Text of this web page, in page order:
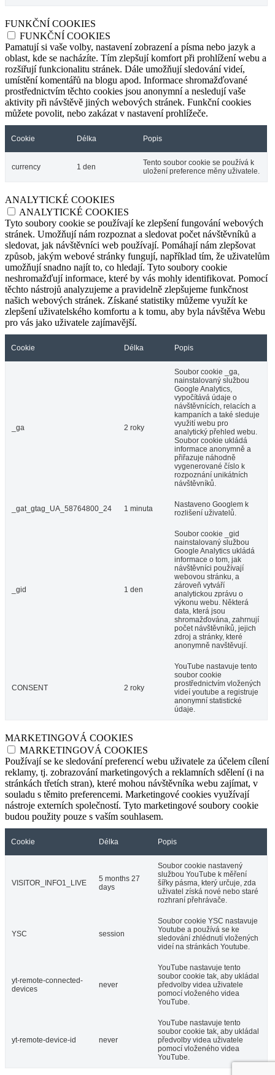
FUNKČNÍ COOKIES
FUNKČNÍ COOKIES
Pamatují si vaše volby, nastavení zobrazení a písma nebo jazyk a
oblast, kde se nacházíte. Tím zlepšují komfort při prohlížení webu a
rozšiřují funkcionalitu stránek. Dále umožňují sledování videí,
umístění komentářů na blogu apod. Informace shromažďované
prostřednictvím těchto cookies jsou anonymní a nesledují vaše
aktivity při návštěvě jiných webových stránek. Funkční cookies
můžete povolit, nebo zakázat v nastavení prohlížeče.
Cookie Délka Popis
currency 1 den
Tento soubor cookie se používá k
uložení preference měny uživatele.
ANALYTICKÉ COOKIES
ANALYTICKÉ COOKIES
Tyto soubory cookie se používají ke zlepšení fungování webových
stránek. Umožňují nám rozpoznat a sledovat počet návštěvníků a
sledovat, jak návštěvníci web používají. Pomáhají nám zlepšovat
způsob, jakým webové stránky fungují, například tím, že uživatelům
umožňují snadno najít to, co hledají. Tyto soubory cookie
neshromažďují informace, které by vás mohly identifikovat. Pomocí
těchto nástrojů analyzujeme a pravidelně zlepšujeme funkčnost
našich webových stránek. Získané statistiky můžeme využít ke
zlepšení uživatelského komfortu a k tomu, aby byla návštěva Webu
pro vás jako uživatele zajímavější.
Cookie Délka Popis
_ga 2 roky
Soubor cookie _ga,
nainstalovaný službou
Google Analytics,
vypočítává údaje o
návštěvnících, relacích a
kampaních a také sleduje
využití webu pro
analytický přehled webu.
Soubor cookie ukládá
informace anonymně a
přiřazuje náhodně
vygenerované číslo k
rozpoznání unikátních
návštěvníků.
_gat_gtag_UA_58764800_24 1 minuta
Nastaveno Googlem k
rozlišení uživatelů.
_gid 1 den
Soubor cookie _gid
nainstalovaný službou
Google Analytics ukládá
informace o tom, jak
návštěvníci používají
webovou stránku, a
zároveň vytváří
analytickou zprávu o
výkonu webu. Některá
data, která jsou
shromažďována, zahrnují
počet návštěvníků, jejich
zdroj a stránky, které
anonymně navštěvují.
CONSENT 2 roky
YouTube nastavuje tento
soubor cookie
prostřednictvím vložených
videí youtube a registruje
anonymní statistické
údaje.
MARKETINGOVÁ COOKIES
MARKETINGOVÁ COOKIES
Používají se ke sledování preferencí webu uživatele za účelem cílení
reklamy, tj. zobrazování marketingových a reklamních sdělení (i na
stránkách třetích stran), které mohou návštěvníka webu zajímat, v
souladu s těmito preferencemi. Marketingové cookies využívají
nástroje externích společností. Tyto marketingové soubory cookie
budou použity pouze s vaším souhlasem.
Cookie Délka Popis
VISITOR_INFO1_LIVE
5 months 27
days
Soubor cookie nastavený
službou YouTube k měření
šířky pásma, který určuje, zda
uživatel získá nové nebo staré
rozhraní přehrávače.
YSC session
Soubor cookie YSC nastavuje
Youtube a používá se ke
sledování zhlédnutí vložených
videí na stránkách Youtube.
yt-remote-connected-
devices
never
YouTube nastavuje tento
soubor cookie tak, aby ukládal
předvolby videa uživatele
pomocí vloženého videa
YouTube.
yt-remote-device-id never
YouTube nastavuje tento
soubor cookie tak, aby ukládal
předvolby videa uživatele
pomocí vloženého videa
YouTube.